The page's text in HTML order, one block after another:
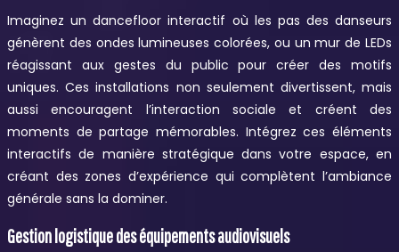
Imaginez un dancefloor interactif où les pas des danseurs
génèrent des ondes lumineuses colorées, ou un mur de LEDs
réagissant aux gestes du public pour créer des motifs
uniques. Ces installations non seulement divertissent, mais
aussi encouragent l’interaction sociale et créent des
moments de partage mémorables. Intégrez ces éléments
interactifs de manière stratégique dans votre espace, en
créant des zones d’expérience qui complètent l’ambiance
générale sans la dominer.
Gestion logistique des équipements audiovisuels